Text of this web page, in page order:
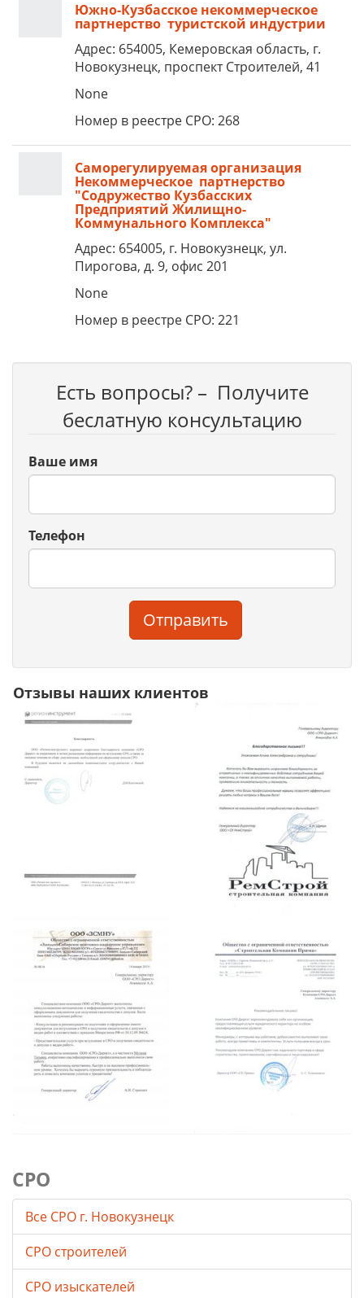
Южно-Кузбасское некоммерческое
партнерство туристской индустрии
Адрес: 654005, Кемеровская область, г.
Новокузнецк, проспект Строителей, 41
None
Номер в реестре СРО: 268
Саморегулируемая организация
Некоммерческое партнерство
"Содружество Кузбасских
Предприятий Жилищно-
Коммунального Комплекса"
Адрес: 654005, г. Новокузнецк, ул.
Пирогова, д. 9, офис 201
None
Номер в реестре СРО: 221
Есть вопросы? – Получите
беслатную консультацию
Ваше имя
Телефон
Отправить
Отзывы наших клиентов
СРО
Все СРО г. Новокузнецк
СРО строителей
СРО изыскателей